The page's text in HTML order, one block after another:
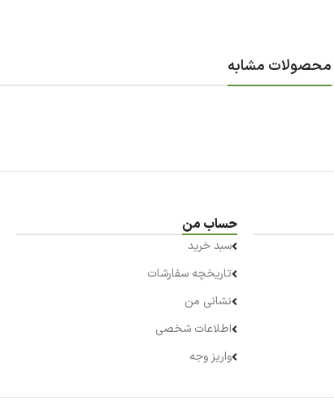
محصولات مشابه
حساب من
سبد خرید
تاریخچه سفارشات
نشانی من
اطلاعات شخصی
واریز وجه